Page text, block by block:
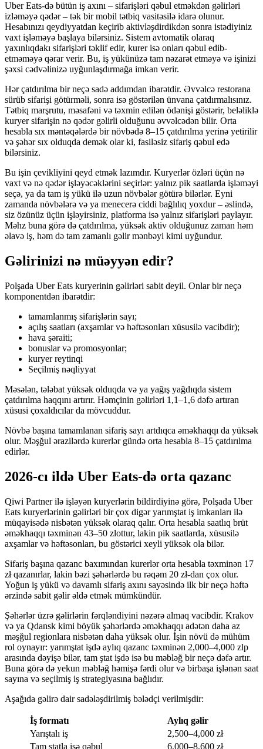
Uber Eats-də bütün iş axını – sifarişləri qəbul etməkdən gəlirləri
izləməyə qədər – tək bir mobil tətbiq vasitəsilə idarə olunur.
Hesabınızı qeydiyyatdan keçirib aktivləşdirdikdən sonra istədiyiniz
vaxt işləməyə başlaya bilərsiniz. Sistem avtomatik olaraq
yaxınlıqdakı sifarişləri təklif edir, kurer isə onları qəbul edib-
etməməyə qərar verir. Bu, iş yükünüzə tam nəzarət etməyə və işinizi
şəxsi cədvəlinizə uyğunlaşdırmağa imkan verir.
Hər çatdırılma bir neçə sadə addımdan ibarətdir. Əvvəlcə restorana
sürüb sifarişi götürməli, sonra isə göstərilən ünvana çatdırmalısınız.
Tətbiq marşrutu, məsafəni və təxmin edilən ödənişi göstərir, beləliklə
kuryer sifarişin nə qədər gəlirli olduğunu əvvəlcədən bilir. Orta
hesabla sıx məntəqələrdə bir növbədə 8–15 çatdırılma yerinə yetirilir
və şəhər sıx olduqda demək olar ki, fasiləsiz sifariş qəbul edə
bilərsiniz.
Bu işin çevikliyini qeyd etmək lazımdır. Kuryerlər özləri üçün nə
vaxt və nə qədər işləyəcəklərini seçirlər: yalnız pik saatlarda işləməyi
seçə, ya da tam iş yükü ilə uzun növbələr götürə bilərlər. Eyni
zamanda növbələrə və ya menecerə ciddi bağlılıq yoxdur – əslində,
siz özünüz üçün işləyirsiniz, platforma isə yalnız sifarişləri paylayır.
Məhz buna görə də çatdırılma, yüksək aktiv olduğunuz zaman həm
əlavə iş, həm də tam zamanlı gəlir mənbəyi kimi uyğundur.
Gəlirinizi nə müəyyən edir?
Polşada Uber Eats kuryerinin gəlirləri sabit deyil. Onlar bir neçə
komponentdən ibarətdir:
tamamlanmış sifarişlərin sayı;
açılış saatları (axşamlar və həftəsonları xüsusilə vacibdir);
hava şəraiti;
bonuslar və promosyonlar;
kuryer reytinqi
Seçilmiş nəqliyyat
Məsələn, tələbat yüksək olduqda və ya yağış yağdıqda sistem
çatdırılma haqqını artırır. Həmçinin gəlirləri 1,1–1,6 dəfə artıran
xüsusi çoxaldıcılar da mövcuddur.
Növbə başına tamamlanan sifariş sayı artdıqca əməkhaqqı da yüksək
olur. Məşğul ərazilərdə kurerlər gündə orta hesabla 8–15 çatdırılma
edirlər.
2026-cı ildə Uber Eats-də orta qazanc
Qiwi Partner ilə işləyən kuryerlərin bildirdiyinə görə, Polşada Uber
Eats kuryerlərinin gəlirləri bir çox digər yarımştat iş imkanları ilə
müqayisədə nisbətən yüksək olaraq qalır. Orta hesabla saatlıq brüt
əməkhaqqı təxminən 43–50 zlottur, lakin pik saatlarda, xüsusilə
axşamlar və həftəsonları, bu göstərici xeyli yüksək ola bilər.
Sifariş başına qazanc baxımından kurerlər orta hesabla təxminən 17
zł qazanırlar, lakin bəzi şəhərlərdə bu rəqəm 20 zł-dan çox olur.
Yoğun iş yükü və davamlı sifariş axını sayəsində ilk bir neçə həftə
ərzində sabit gəlir əldə etmək mümkündür.
Şəhərlər üzrə gəlirlərin fərqləndiyini nəzərə almaq vacibdir. Krakov
və ya Qdansk kimi böyük şəhərlərdə əməkhaqqı adətən daha az
məşğul regionlara nisbətən daha yüksək olur. İşin növü də mühüm
rol oynayır: yarımştat işdə aylıq qazanc təxminən 2,000–4,000 zlp
arasında dəyişə bilər, tam ştat işdə isə bu məbləğ bir neçə dəfə artır.
Buna görə də yekun məbləğ həmişə fərdi olur və birbaşa işlənən saat
sayına və seçilmiş iş strategiyasına bağlıdır.
Aşağıda gəlirə dair sadələşdirilmiş bələdçi verilmişdir:
İş formatı
Aylıq gəlir
Yarıştalı iş
2,500–4,000 zł
Tam ştatla işə qəbul
6,000–8,600 zł